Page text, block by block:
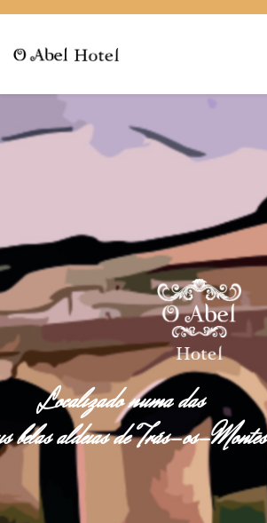
Localizado numa das
belas aldeias de Trás-os-Montes